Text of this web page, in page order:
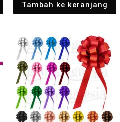
Tambah ke keranjang